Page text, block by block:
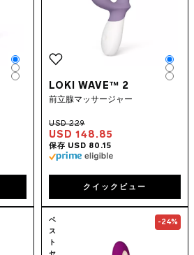
Color
Color
Color LOKI WAVE™ 2
前立腺マッサージャー
USD 148.85
クイックビュー
TIANI™ 3 Go to the
ベ
ス
ト
-24%